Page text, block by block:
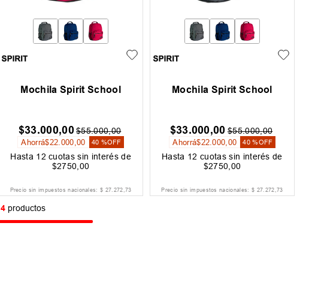
Mochila Spirit School
$33.000,00$55.000,00
Ahorrá$22 000 00 40 %OFF
Hasta 12 cuotas sin interés de
$2750 00
Precio sin impuestos nacionales:$ 27.272,73
Mochila Spirit School
$33.000,00 $55.000,00
Ahorrá$22 .000 00 40 %OFF
Hasta 12 cuotas sin interés de
$2750 00
Precio sin impuestos nacionales: $ 27.272,73
4productos